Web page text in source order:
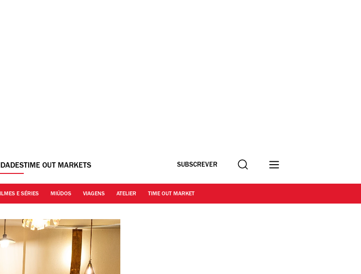
TIME OUT MARKETS SUBSCREVER Procurar
E SÉRIES MIÚDOS VIAGENS ATELIER TIME OUT MARKET